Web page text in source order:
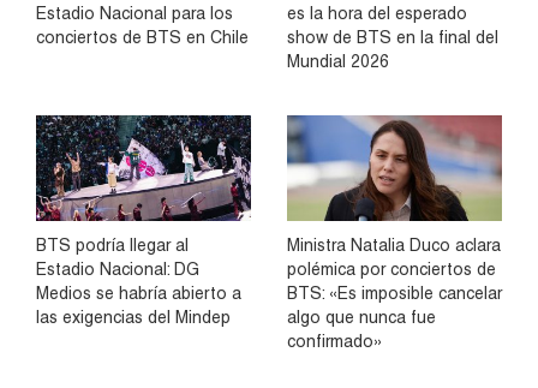
Estadio Nacional para los
conciertos de BTS en Chile
es la hora del esperado
show de BTS en la final del
Mundial 2026
BTS podría llegar al
Estadio Nacional: DG
Medios se habría abierto a
las exigencias del Mindep
Ministra Natalia Duco aclara
polémica por conciertos de
BTS: «Es imposible cancelar
algo que nunca fue
confirmado»